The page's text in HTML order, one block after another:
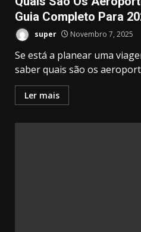
Guia Completo Para
super Novembro 7, 2025
Se está a planear uma
saber quais são os
Ler mais